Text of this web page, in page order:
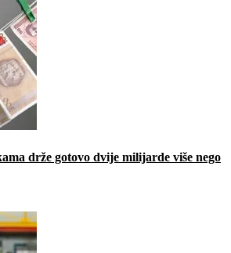
drže gotovo dvije milijarde više nego